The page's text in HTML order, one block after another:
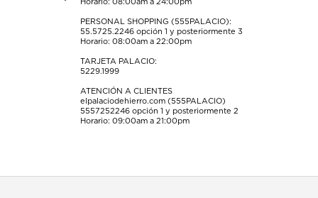
Horario: 08:00am a 24:00pm
PERSONAL SHOPPING (555PALACIO):
55.5725.2246 opción 1 y posteriormente 3
Horario: 08:00am a 22:00pm
TARJETA PALACIO:
5229.1999
ATENCIÓN A CLIENTES
elpalaciodehierro.com (555PALACIO)
5557252246 opción 1 y posteriormente 2
Horario: 09:00am a 21:00pm